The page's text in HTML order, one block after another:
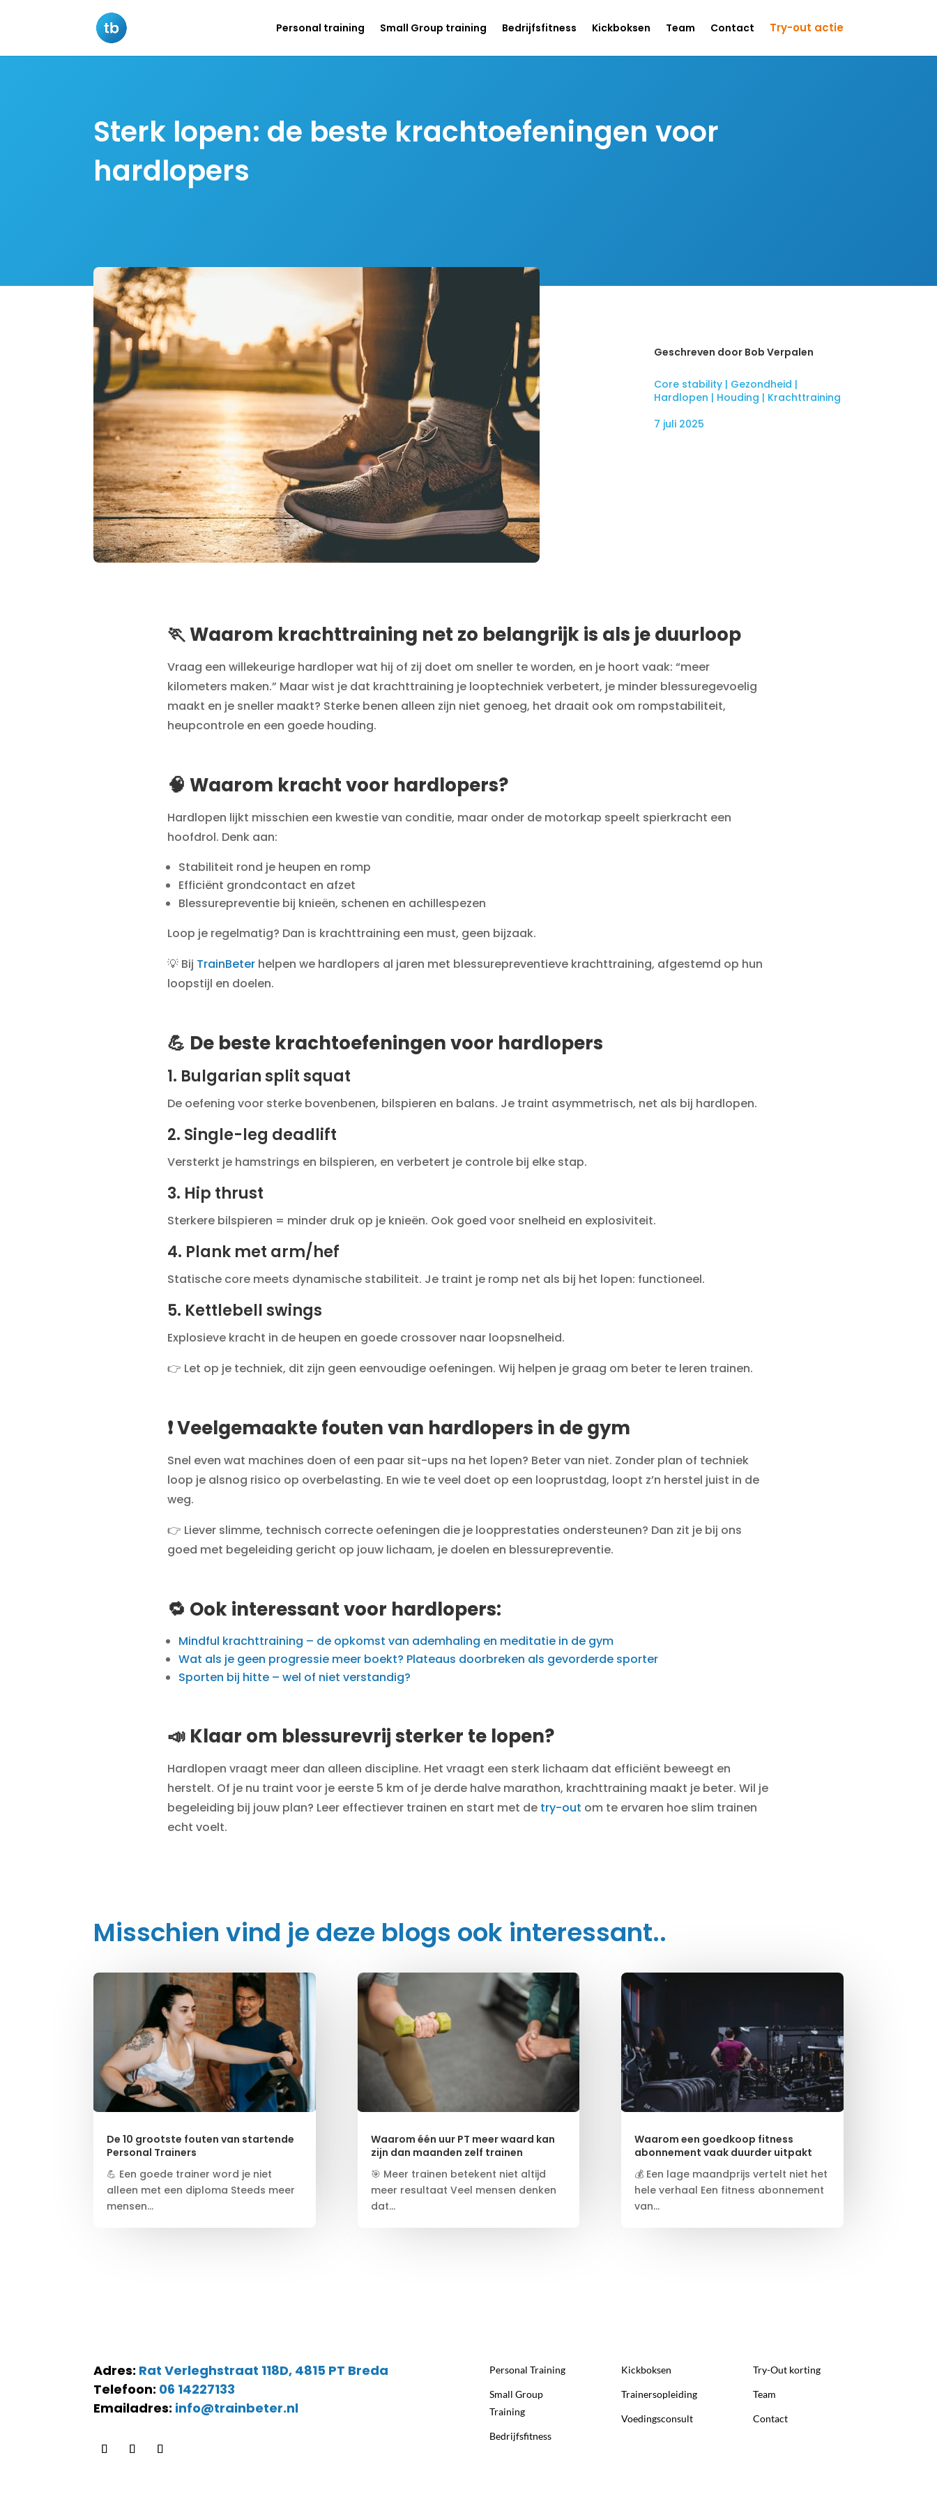
Personal training Small Group training Bedrijfsfitness Kickboksen Team Contact Try-out actie
Sterk lopen: de beste krachtoefeningen voor
hardlopers
Geschreven door Bob Verpalen
Core stability | Gezondheid |
Hardlopen | Houding | Krachttraining
7 juli 2025
🏃 Waarom krachttraining net zo belangrijk is als je duurloop
Vraag een willekeurige hardloper wat hij of zij doet om sneller te worden, en je hoort vaak: “meer
kilometers maken.” Maar wist je dat krachttraining je looptechniek verbetert, je minder blessuregevoelig
maakt en je sneller maakt? Sterke benen alleen zijn niet genoeg, het draait ook om rompstabiliteit,
heupcontrole en een goede houding.
🧠 Waarom kracht voor hardlopers?
Hardlopen lijkt misschien een kwestie van conditie, maar onder de motorkap speelt spierkracht een
hoofdrol. Denk aan:
Stabiliteit rond je heupen en romp
Efficiënt grondcontact en afzet
Blessurepreventie bij knieën, schenen en achillespezen
Loop je regelmatig? Dan is krachttraining een must, geen bijzaak.
💡 Bij TrainBeter helpen we hardlopers al jaren met blessurepreventieve krachttraining, afgestemd op hun
loopstijl en doelen.
💪 De beste krachtoefeningen voor hardlopers
1. Bulgarian split squat
De oefening voor sterke bovenbenen, bilspieren en balans. Je traint asymmetrisch, net als bij hardlopen.
2. Single-leg deadlift
Versterkt je hamstrings en bilspieren, en verbetert je controle bij elke stap.
3. Hip thrust
Sterkere bilspieren = minder druk op je knieën. Ook goed voor snelheid en explosiviteit.
4. Plank met arm/hef
Statische core meets dynamische stabiliteit. Je traint je romp net als bij het lopen: functioneel.
5. Kettlebell swings
Explosieve kracht in de heupen en goede crossover naar loopsnelheid.
👉 Let op je techniek, dit zijn geen eenvoudige oefeningen. Wij helpen je graag om beter te leren trainen.
❗ Veelgemaakte fouten van hardlopers in de gym
Snel even wat machines doen of een paar sit-ups na het lopen? Beter van niet. Zonder plan of techniek
loop je alsnog risico op overbelasting. En wie te veel doet op een looprustdag, loopt z’n herstel juist in de
weg.
👉 Liever slimme, technisch correcte oefeningen die je loopprestaties ondersteunen? Dan zit je bij ons
goed met begeleiding gericht op jouw lichaam, je doelen en blessurepreventie.
🔁 Ook interessant voor hardlopers:
Mindful krachttraining – de opkomst van ademhaling en meditatie in de gym
Wat als je geen progressie meer boekt? Plateaus doorbreken als gevorderde sporter
Sporten bij hitte – wel of niet verstandig?
📣 Klaar om blessurevrij sterker te lopen?
Hardlopen vraagt meer dan alleen discipline. Het vraagt een sterk lichaam dat efficiënt beweegt en
herstelt. Of je nu traint voor je eerste 5 km of je derde halve marathon, krachttraining maakt je beter. Wil je
begeleiding bij jouw plan? Leer effectiever trainen en start met de try-out om te ervaren hoe slim trainen
echt voelt.
Misschien vind je deze blogs ook interessant..
De 10 grootste fouten van startende
Personal Trainers
💪 Een goede trainer word je niet
alleen met een diploma Steeds meer
mensen...
Waarom één uur PT meer waard kan
zijn dan maanden zelf trainen
🎯 Meer trainen betekent niet altijd
meer resultaat Veel mensen denken
dat...
Waarom een goedkoop fitness
abonnement vaak duurder uitpakt
💰 Een lage maandprijs vertelt niet het
hele verhaal Een fitness abonnement
van...
Adres: Rat Verleghstraat 118D, 4815 PT Breda
Telefoon: 06 14227133
Emailadres: info@trainbeter.nl
Personal Training
Small Group
Training
Bedrijfsfitness
Kickboksen
Trainersopleiding
Voedingsconsult
Try-Out korting
Team
Contact